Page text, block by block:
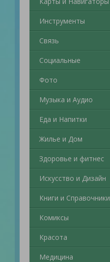
Инструменты
Связь
Социальные
Фото
Музыка и Аудио
Еда и Напитки
Жилье и Дом
Здоровье и фитнес
Искусство и Дизайн
Книги и Справочники
Комиксы
Красота
Медицина